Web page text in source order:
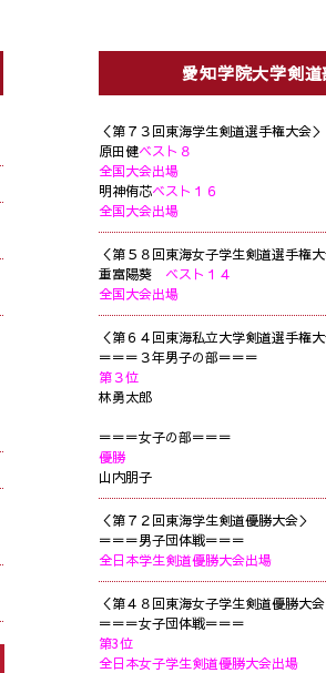
愛知学院大学剣
＜第７３回東海学生剣道選手権大会＞
原田健ベスト８
全国大会出場
明神侑芯ベスト１６
全国大会出場
＜第５８回東海女子学生剣道選手権大
重富陽葵 ベスト１４
全国大会出場
＜第６４回東海私立大学剣道選手権大
＝＝＝３年男子の部＝＝＝
第３位
林勇太郎
＝＝＝女子の部＝＝＝
優勝
山内朋子
＜第７２回東海学生剣道優勝大会＞
＝＝＝男子団体戦＝＝＝
全日本学生剣道優勝大会出場
＜第４８回東海女子学生剣道優勝大会
＝＝＝女子団体戦＝＝＝
第3位
全日本女子学生剣道優勝大会出場